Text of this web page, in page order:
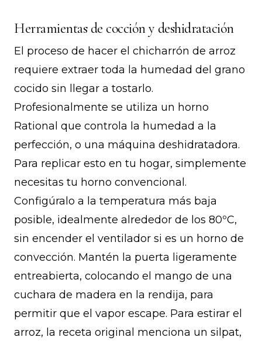
Herramientas de cocción y deshidratación
El proceso de hacer el chicharrón de arroz
requiere extraer toda la humedad del grano
cocido sin llegar a tostarlo.
Profesionalmente se utiliza un horno
Rational que controla la humedad a la
perfección, o una máquina deshidratadora.
Para replicar esto en tu hogar, simplemente
necesitas tu horno convencional.
Configúralo a la temperatura más baja
posible, idealmente alrededor de los 80ºC,
sin encender el ventilador si es un horno de
convección. Mantén la puerta ligeramente
entreabierta, colocando el mango de una
cuchara de madera en la rendija, para
permitir que el vapor escape. Para estirar el
arroz, la receta original menciona un silpat,